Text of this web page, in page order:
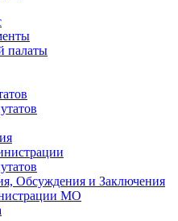
палаты
Обсуждения и Заключения
МО